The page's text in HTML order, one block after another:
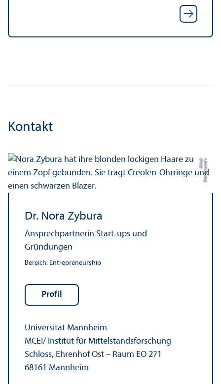
Kontakt
Bil
d:
Al
e
x
a
n
d
e
r
M
ü
n
c
h
Dr. Nora Zybura
Ansprech­partnerin Start-ups und
Gründungen
Bereich: Entrepreneur­ship
Profil
Universität Mannheim
MCEI/ Institut für Mittelstandsforschung
Schloss, Ehrenhof Ost – Raum EO 271
68161 Mannheim